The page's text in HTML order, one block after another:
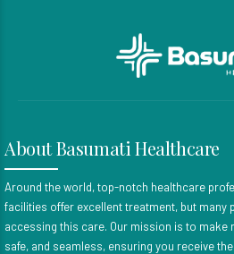
About Basumati Healthcare
Around the world, top-notch healthcare
facilities offer excellent treatment, but many
accessing this care. Our mission is to
safe, and seamless, ensuring you receive